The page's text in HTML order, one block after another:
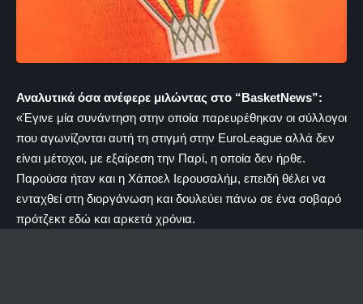
Αναλυτικά όσα ανέφερε μιλώντας στο “BasketNews”:
«Έγινε μία συνάντηση στην οποία παρευρέθηκαν οι σύλλογοι
που αγωνίζονται αυτή τη στιγμή στην EuroLeague αλλά δεν
είναι μέτοχοι, με εξαίρεση την Παρί, η οποία δεν ήρθε.
Παρούσα ήταν και η Χάποελ Ιερουσαλήμ, επειδή θέλει να
ενταχθεί στη διοργάνωση και δουλεύει πάνω σε ένα σοβαρό
πρότζεκτ εδώ και αρκετά χρόνια.